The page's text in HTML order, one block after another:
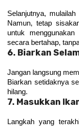
Selanjutnya,
Namun, tetap
untuk
secara bertahap,
6. Biarkan
Jangan langsung
Biarkan setidaknya
hilang.
7. Masukkan
Langkah yang